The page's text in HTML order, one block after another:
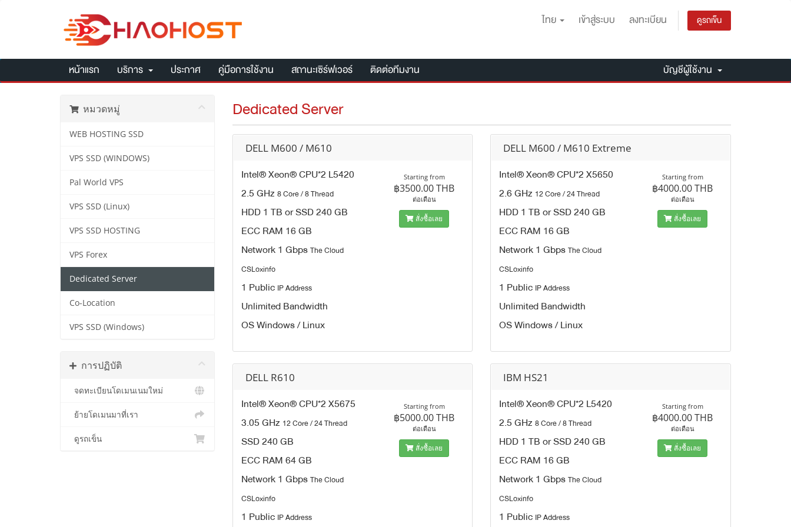
ไทย เข้าสู่ระบบ ลงทะเบียน ดูรถเข็น
หน้าแรก บริการ ประกาศ คู่มือการใช้งาน สถานะเซิร์ฟเวอร์ ติดต่อทีมงาน บัญชีผู้ใช้งาน
หมวดหมู่
WEB HOSTING SSD
VPS SSD (WINDOWS)
Pal World VPS
VPS SSD (Linux)
VPS SSD HOSTING
VPS Forex
Dedicated Server
Co-Location
VPS SSD (Windows)
การปฏิบัติ
จดทะเบียนโดเมนเนมใหม่
ย้ายโดเมนมาที่เรา
ดูรถเข็น
Dedicated Server
DELL M600 / M610
Intel® Xeon® CPU*2 L5420
2.5 GHz 8 Core / 8 Thread
HDD 1 TB or SSD 240 GB
ECC RAM 16 GB
Network 1 GbpsThe Cloud
CSLoxinfo
1 Public IP Address
Unlimited Bandwidth
OS Windows / Linux
Starting from
฿3500.00 THB
ต่อเดือน
สั่งซื้อเลย
DELL M600 / M610 Extreme
Intel® Xeon® CPU*2 X5650
2.6 GHz 12 Core / 24 Thread
HDD 1 TB or SSD 240 GB
ECC RAM 16 GB
Network 1 GbpsThe Cloud
CSLoxinfo
1 Public IP Address
Unlimited Bandwidth
OS Windows / Linux
Starting from
฿4000.00 THB
ต่อเดือน
สั่งซื้อเลย
DELL R610
Intel® Xeon® CPU*2 X5675
3.05 GHz 12 Core / 24 Thread
SSD 240 GB
ECC RAM 64 GB
Network 1 GbpsThe Cloud
CSLoxinfo
1 Public IP Address
Starting from
฿5000.00 THB
ต่อเดือน
สั่งซื้อเลย
IBM HS21
Intel® Xeon® CPU*2 L5420
2.5 GHz8 Core / 8 Thread
HDD 1 TB or SSD 240 GB
ECC RAM 16 GB
Network 1 GbpsThe Cloud
CSLoxinfo
1 Public IP Address
Starting from
฿4000.00 THB
ต่อเดือน
สั่งซื้อเลย